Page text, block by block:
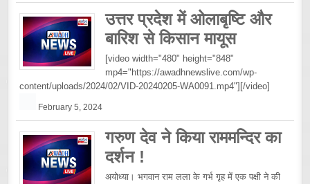
उत्तर प्रदेश में ओलाबृष्टि और
बारिश से किसान मायूस
[video width="480" height="848"
mp4="https://awadhnewslive.com/wp-
content/uploads/2024/02/VID-20240205-WA0091.mp4"][/video]
February 5, 2024
गरुण देव ने किया राममन्दिर का
दर्शन !
अयोध्या। भगवान राम लला के गर्भ गृह में एक पक्षी ने की